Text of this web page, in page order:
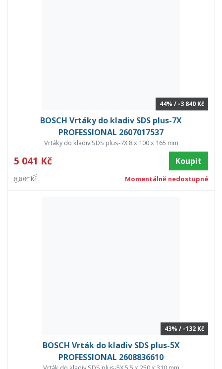
44% / -3 840 Kč
BOSCH Vrtáky do kladiv SDS plus-7X
PROFESSIONAL 2607017537
Vrtáky do kladiv SDS plus-7X 8 x 100 x 165 mm
5 041 Kč Koupit
8 881 Kč Momentálně nedostupné
43% / -132 Kč
BOSCH Vrták do kladiv SDS plus-5X
PROFESSIONAL 2608836610